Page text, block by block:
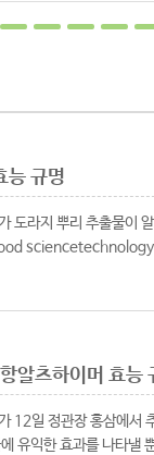
능 규명
도라지 뿌리 추출물이
알츠하이머 효능
12일 정관장 홍삼에
유익한 효과를 나타낼